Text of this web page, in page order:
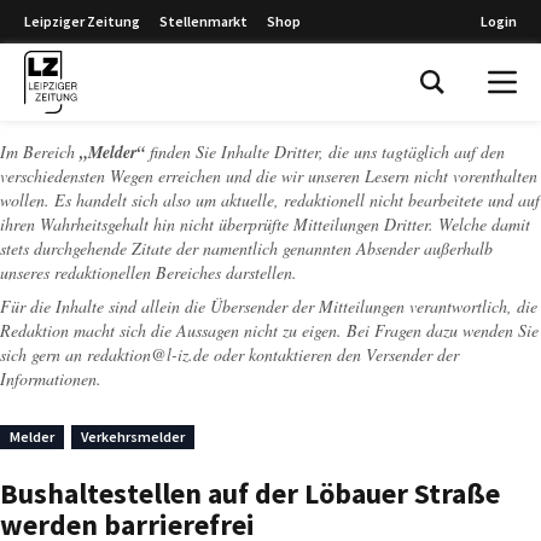
Leipziger Zeitung Stellenmarkt Shop Login
Im Bereich „Melder“ finden Sie Inhalte Dritter, die uns tagtäglich auf den
verschiedensten Wegen erreichen und die wir unseren Lesern nicht vorenthalten
wollen. Es handelt sich also um aktuelle, redaktionell nicht bearbeitete und auf
ihren Wahrheitsgehalt hin nicht überprüfte Mitteilungen Dritter. Welche damit
stets durchgehende Zitate der namentlich genannten Absender außerhalb
unseres redaktionellen Bereiches darstellen.
Für die Inhalte sind allein die Übersender der Mitteilungen verantwortlich, die
Redaktion macht sich die Aussagen nicht zu eigen. Bei Fragen dazu wenden Sie
sich gern an redaktion@l-iz.de oder kontaktieren den Versender der
Informationen.
Melder Verkehrsmelder
Bushaltestellen auf der Löbauer Straße
werden barrierefrei